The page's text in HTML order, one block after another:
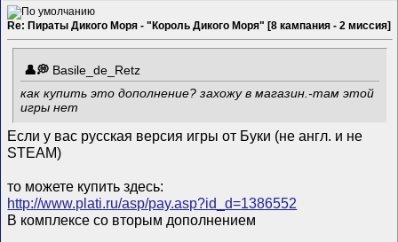
Re: Пираты Дикого Моря - "Король Дикого Моря" [8 кампания - 2 миссия]
Basile_de_Retz
как купить это дополнение? захожу в магазин.-там этой
игры нет
Если у вас русская версия игры от Буки (не англ. и не
STEAM)
то можете купить здесь:
http://www.plati.ru/asp/pay.asp?id_d=1386552
В комплексе со вторым дополнением